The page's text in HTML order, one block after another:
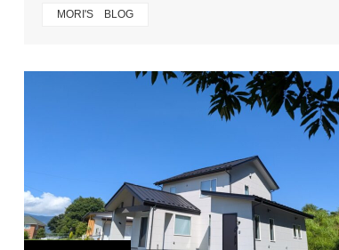
MORI'S BLOG